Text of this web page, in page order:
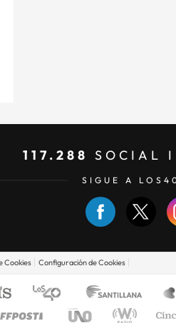
117.288 SOCIAL
SIGUE A
Cookies Configuración de Cookies